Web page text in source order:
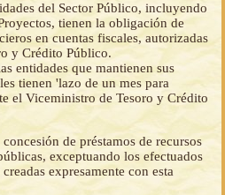
del Sector Público, incluyendo
tienen la obligación de
en cuentas fiscales, autorizadas
y Crédito Público.
entidades que mantienen sus
tienen 'lazo de un mes para
el Viceministro de Tesoro y Crédito
de préstamos de recursos
exceptuando los efectuados
expresamente con esta